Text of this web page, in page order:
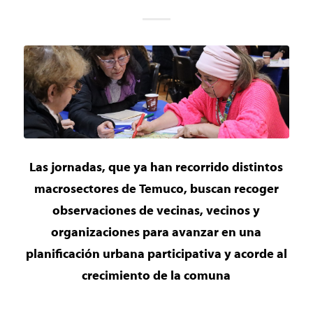
Las jornadas, que ya han recorrido distintos
macrosectores de Temuco, buscan recoger
observaciones de vecinas, vecinos y
organizaciones para avanzar en una
planificación urbana participativa y acorde al
crecimiento de la comuna